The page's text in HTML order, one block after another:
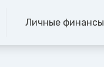
Личные финансы